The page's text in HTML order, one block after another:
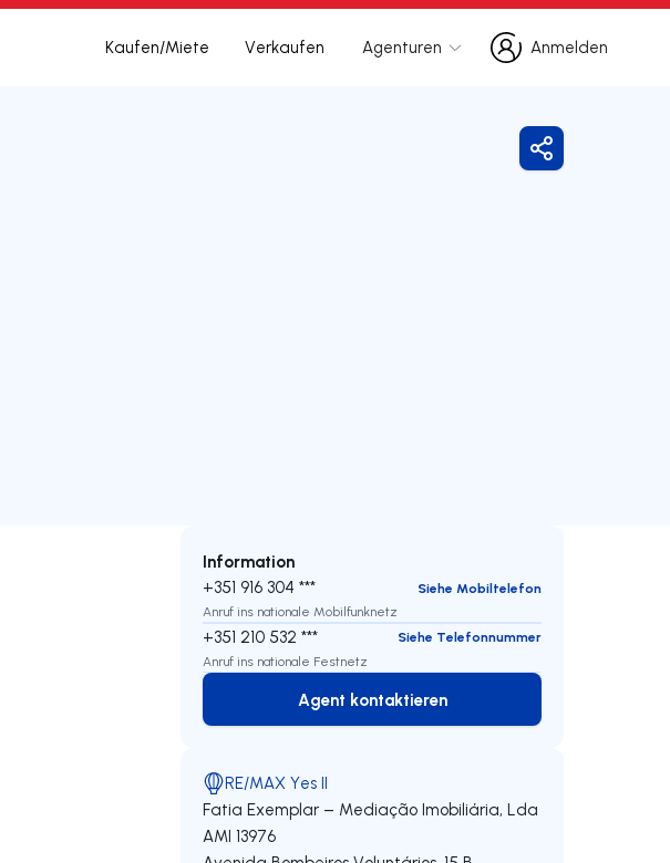
Kaufen/Miete Verkaufen Agenturen
Anmelden
Anmelden
Freigeben
Information
+351 916 304 ***
Siehe Mobiltelefon
Anruf ins nationale Mobilfunknetz
+351 210 532 ***
Siehe Telefonnummer
Anruf ins nationale Festnetz
Agent kontaktieren
Agent kontaktieren
RE/MAX Yes II
Fatia Exemplar – Mediação Imobiliária, Lda
AMI 13976